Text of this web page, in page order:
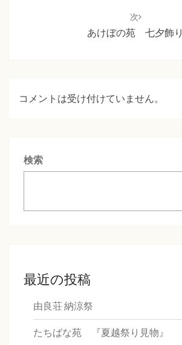
次
あけぼの苑 七夕飾り
コメントは受け付けていません。
検索
最近の投稿
由良荘 納涼祭
たちばな苑 『夏越祭り見物』